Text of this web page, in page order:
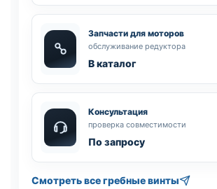
Запчасти для моторов
обслуживание редуктора
В каталог
Консультация
проверка совместимости
По запросу
Смотреть все гребные винты